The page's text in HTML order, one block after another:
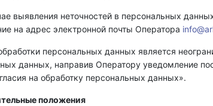
выявления неточностей в персональных
на адрес электронной почты Оператора
персональных данных является
данных, направив Оператору уведомление
на обработку персональных данных».
положения